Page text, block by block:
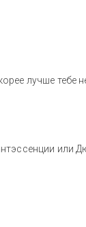
лучше тебе
или